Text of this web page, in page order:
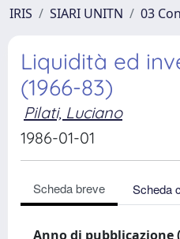
IRIS SIARI UNITN 03
Liquidità ed
(1966-83)
Pilati, Luciano
1986-01-01
Scheda breve Scheda
Anno di pubblicazione